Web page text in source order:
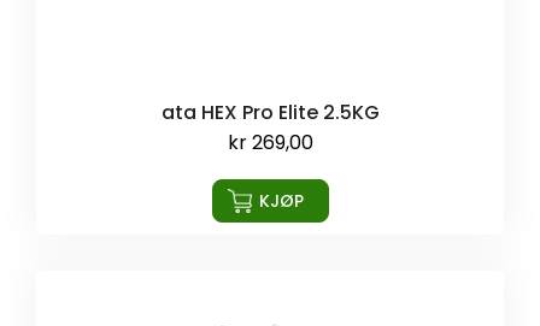
ata HEX Pro Elite 2.5KG
kr269,00
KJØP